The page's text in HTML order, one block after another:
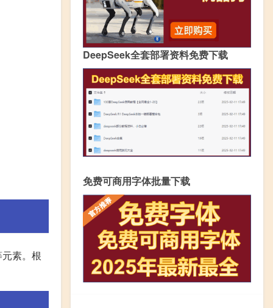
素。根
DeepSeek全套部署资料免费下载
免费可商用字体批量下载